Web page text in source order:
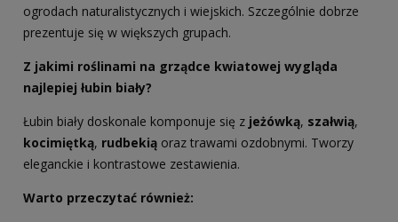
ogrodach naturalistycznych i wiejskich. Szczególnie dobrze
prezentuje się w większych grupach.
Z jakimi roślinami na grządce kwiatowej wygląda
najlepiej łubin biały?
Łubin biały doskonale komponuje się z jeżówką, szałwią,
kocimiętką, rudbekią oraz trawami ozdobnymi. Tworzy
eleganckie i kontrastowe zestawienia.
Warto przeczytać również: